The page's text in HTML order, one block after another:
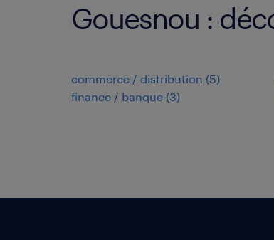
Gouesnou :
commerce / distribution (5)
finance / banque (3)